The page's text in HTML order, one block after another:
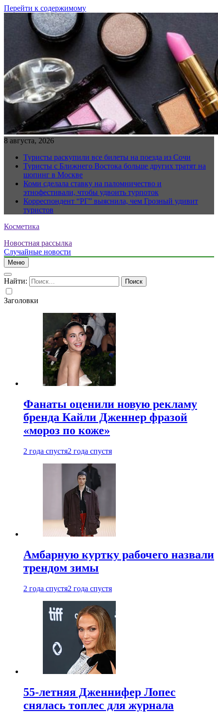
Перейти к содержимому
8 августа, 2026
Туристы раскупили все билеты на поезда из Сочи
Туристы с Ближнего Востока больше других тратят на
шопинг в Москве
Коми сделала ставку на паломничество и
этнофестивали, чтобы удвоить турпоток
Корреспондент “РГ” выяснила, чем Грозный удивит
туристов
Косметика
Новостная рассылка
Случайные новости
Меню
Найти:
Заголовки
Фанаты оценили новую рекламу
бренда Кайли Дженнер фразой
«мороз по коже»
2 года спустя2 года спустя
Амбарную куртку рабочего назвали
трендом зимы
2 года спустя2 года спустя
55-летняя Дженнифер Лопес
снялась топлес для журнала